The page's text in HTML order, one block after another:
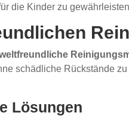
die Kinder zu
schädliche Rückstände
Lösungen